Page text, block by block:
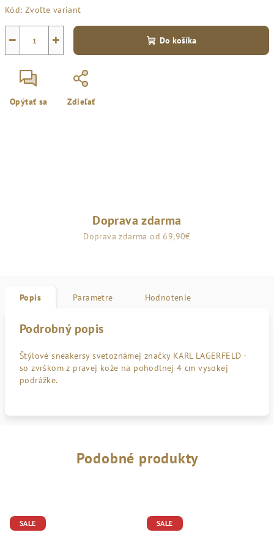
cena:
Kód: Zvoľte variant
+
− Do košíka
Opýtať sa Zdieľať
Doprava zdarma
Doprava zdarma od 69,90€
Popis Parametre Hodnotenie
Podrobný popis
Štýlové sneakersy svetoznámej značky KARL LAGERFELD -
so zvrškom z pravej kože na pohodlnej 4 cm vysokej
podrážke.
Podobné produkty
SALE SALE